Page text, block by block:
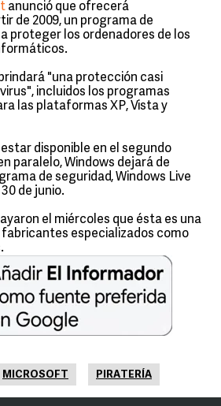
anunció que ofrecerá
de 2009, un programa de
proteger los ordenadores de los
"una protección casi
incluidos los programas
las plataformas XP, Vista y
disponible en el segundo
paralelo, Windows dejará de
de seguridad, Windows Live
de junio.
el miércoles que ésta es una
especializados como
MICROSOFT PIRATERÍA